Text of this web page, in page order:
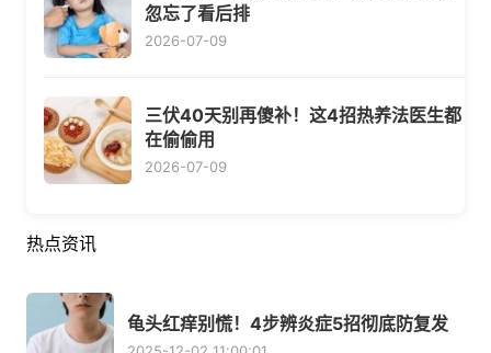
忽忘了看后排
2026-07-09
三伏40天别再傻补！这4招热养法医生都
在偷偷用
2026-07-09
热点资讯
龟头红痒别慌！4步辨炎症5招彻底防复发